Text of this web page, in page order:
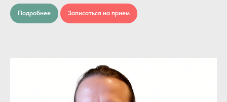
Подробнее Записаться на прием